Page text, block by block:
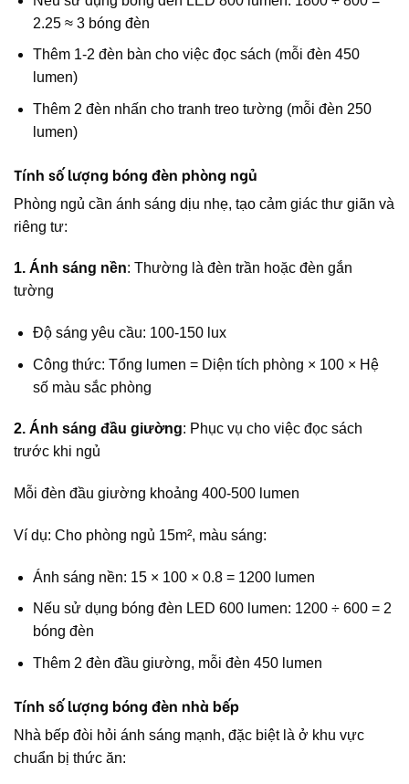
2.25 ≈ 3 bóng đèn
Thêm 1-2 đèn bàn cho việc đọc sách (mỗi đèn 450
lumen)
Thêm 2 đèn nhấn cho tranh treo tường (mỗi đèn 250
lumen)
Tính số lượng bóng đèn phòng ngủ
Phòng ngủ cần ánh sáng dịu nhẹ, tạo cảm giác thư giãn và
riêng tư:
1. Ánh sáng nền: Thường là đèn trần hoặc đèn gắn
tường
Độ sáng yêu cầu: 100-150 lux
Công thức: Tổng lumen = Diện tích phòng × 100 × Hệ
số màu sắc phòng
2. Ánh sáng đầu giường: Phục vụ cho việc đọc sách
trước khi ngủ
Mỗi đèn đầu giường khoảng 400-500 lumen
Ví dụ: Cho phòng ngủ 15m², màu sáng:
Ánh sáng nền: 15 × 100 × 0.8 = 1200 lumen
Nếu sử dụng bóng đèn LED 600 lumen: 1200 ÷ 600 = 2
bóng đèn
Thêm 2 đèn đầu giường, mỗi đèn 450 lumen
Tính số lượng bóng đèn nhà bếp
Nhà bếp đòi hỏi ánh sáng mạnh, đặc biệt là ở khu vực
chuẩn bị thức ăn: